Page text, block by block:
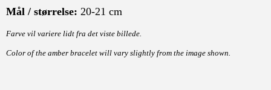
Mål / størrelse: 20-21 cm
Farve vil variere lidt fra det viste billede.
Color of the amber bracelet will vary slightly from the image shown.